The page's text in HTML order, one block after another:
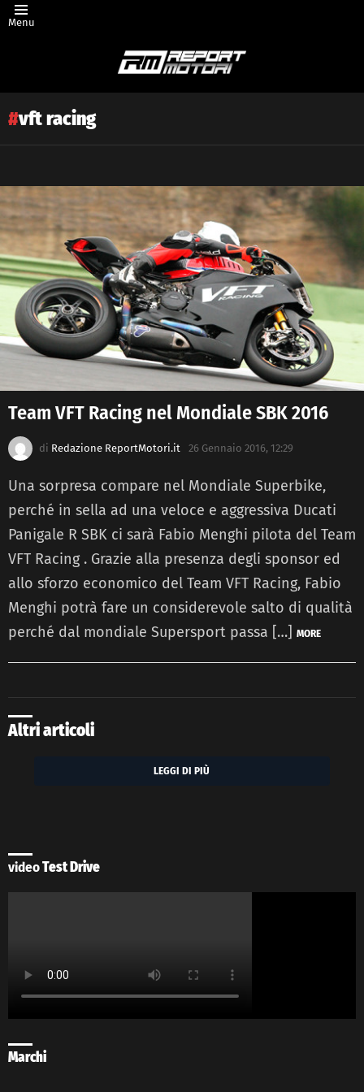
Menu
vft racing
Latest
story
Team VFT Racing nel Mondiale SBK 2016
di Redazione ReportMotori.it 26 Gennaio 2016, 12:29
Una sorpresa compare nel Mondiale Superbike,
perché in sella ad una veloce e aggressiva Ducati
Panigale R SBK ci sarà Fabio Menghi pilota del Team
VFT Racing . Grazie alla presenza degli sponsor ed
allo sforzo economico del Team VFT Racing, Fabio
Menghi potrà fare un considerevole salto di qualità
perché dal mondiale Supersport passa […] MORE
Altri articoli
LEGGI DI PIÙ
videoTest Drive
Marchi